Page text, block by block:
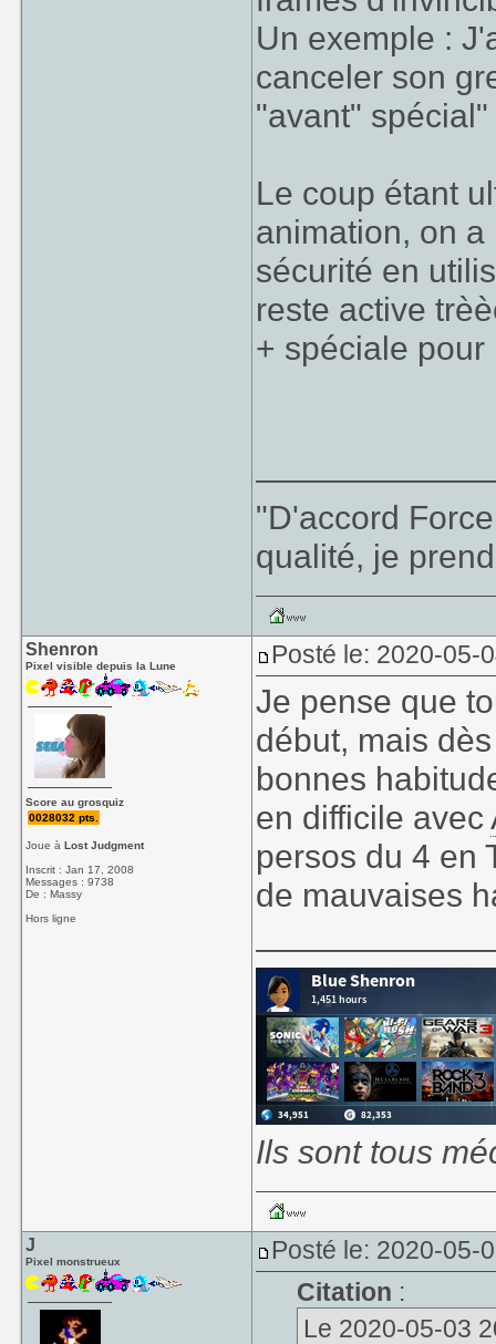
Un exemple :
canceler son
"avant"
Le coup étant
animation, on
sécurité en
reste active
+ spéciale
"D'accord
qualité, je
Shenron
Pixel visible depuis la Lune
Score au grosquiz
0028032 pts.
Joue àLost Judgment
Inscrit : Jan 17, 2008
Messages : 9738
De : Massy
Hors ligne
Posté le: 2020-05-
Je pense que
début, mais
bonnes
en difficile avec
persos du 4 en
de mauvaises
Ils sont tous
J
Pixel monstrueux
Posté le: 2020-05-
Citation :
Le 2020-05-03